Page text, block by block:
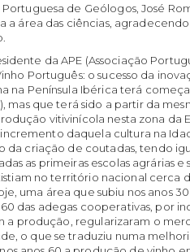
de Geólogos, José
a área das ciências,
da APE (Associação
Português: o sucesso da
na Península Ibérica terá
mas que terá sido a partir da
vitivinícola nesta zona da
daquela cultura na
da criação de coutadas, tendo
as primeiras escolas agrárias
no território nacional cerca
uma área que subiu nos anos
das adegas cooperativas, por
a produção, regularizaram o
o que se traduziu numa